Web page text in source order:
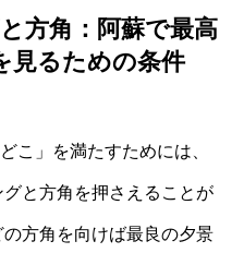
方角：阿蘇で最高
見るための条件
こ」を満たすためには、
と方角を押さえることが
方角を向けば最良の夕景